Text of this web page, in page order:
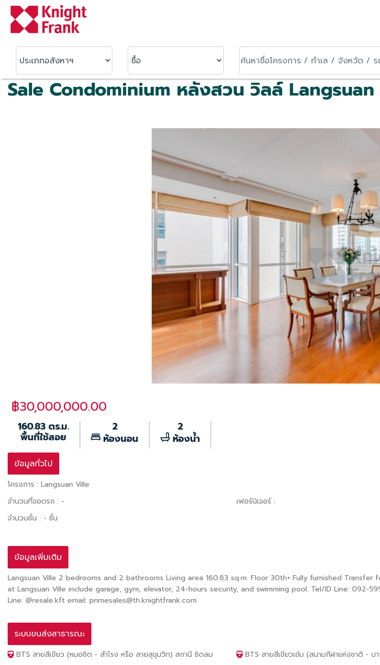
Sale Condominium หลังสวน วิลล์
฿30,000,000.00
160.83 ตร.ม.
พื้นที่ใช้สอย
2
ห้องนอน
2
ห้องน้ำ
ข้อมูลทั่วไป
โครงการ : Langsuan Ville
จำนวนที่จอดรถ : -
เฟอร์นิเจอร์ :
จำนวนชั้น : - ชั้น
ข้อมูลเพิ่มเติม
Langsuan Ville 2 bedrooms and 2 bathrooms Living area 160.83 sq.m. Floor 30th+ Fully furnished Transfer
at Langsuan Ville include garage, gym, elevator, 24-hours security, and swimming pool. Tel/ID Line: 092-
Line: @resale.kft email: primesales@th.knightfrank.com
ระบบขนส่งสาธารณะ
BTS สายสีเขียว (หมอชิต - สำโรง หรือ สายสุขุมวิท) สถานี ชิดลม BTS สายสีเขียวเข้ม (สนามกีฬาแห่งชาติ - บ